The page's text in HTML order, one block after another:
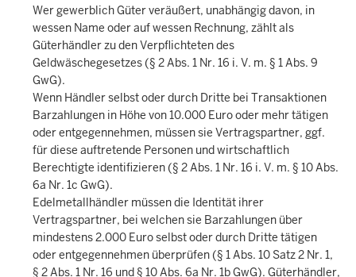
Wer gewerblich Güter veräußert, unabhängig davon, in
wessen Name oder auf wessen Rechnung, zählt als
Güterhändler zu den Verpflichteten des
Geldwäschegesetzes (§ 2 Abs. 1 Nr. 16 i. V. m. § 1 Abs. 9
GwG).
Wenn Händler selbst oder durch Dritte bei Transaktionen
Barzahlungen in Höhe von 10.000 Euro oder mehr tätigen
oder entgegennehmen, müssen sie Vertragspartner, ggf.
für diese auftretende Personen und wirtschaftlich
Berechtigte identifizieren (§ 2 Abs. 1 Nr. 16 i. V. m. § 10 Abs.
6a Nr. 1c GwG).
Edelmetallhändler müssen die Identität ihrer
Vertragspartner, bei welchen sie Barzahlungen über
mindestens 2.000 Euro selbst oder durch Dritte tätigen
oder entgegennehmen überprüfen (§ 1 Abs. 10 Satz 2 Nr. 1,
§ 2 Abs. 1 Nr. 16 und § 10 Abs. 6a Nr. 1b GwG). Güterhändler,